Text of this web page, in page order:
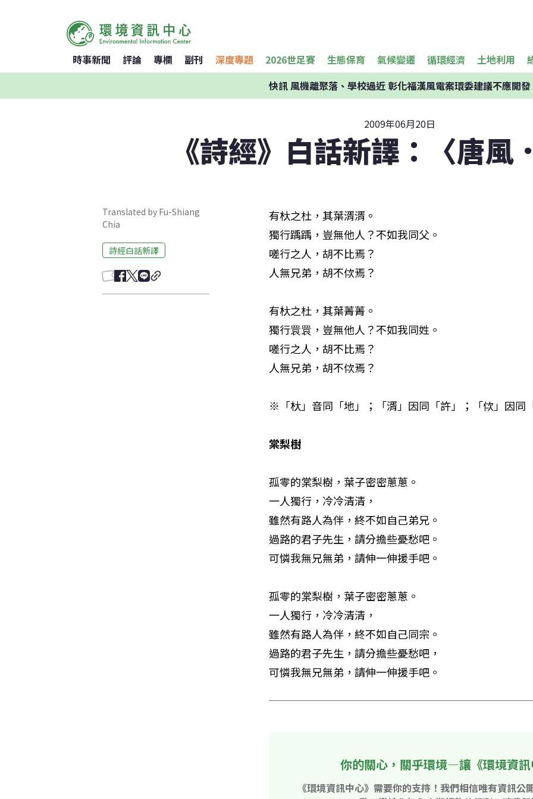
時事新聞 評論 專欄 副刊 深度專題 2026世足賽 生態保育 氣候變遷 循環經濟 土地利用
快訊風機離聚落、學校過近 彰化福漢風電案環委建議不應開發
2009年06月20日
《詩經》白話新譯：〈唐風
Translated by Fu-Shiang
Chia
詩經白話新譯
有杕之杜，其葉湑湑。
獨行踽踽，豈無他人？不如我同父。
嗟行之人，胡不比焉？
人無兄弟，胡不佽焉？
有杕之杜，其葉菁菁。
獨行睘睘，豈無他人？不如我同姓。
嗟行之人，胡不比焉？
人無兄弟，胡不佽焉？
※「杕」音同「地」；「湑」因同「許」；「佽」因同
棠梨樹
孤零的棠梨樹，葉子密密蔥蔥。
一人獨行，冷冷清清，
雖然有路人為伴，終不如自己弟兄。
過路的君子先生，請分擔些憂愁吧。
可憐我無兄無弟，請伸一伸援手吧。
孤零的棠梨樹，葉子密密蔥蔥。
一人獨行，冷冷清清，
雖然有路人為伴，終不如自己同宗。
過路的君子先生，請分擔些憂愁吧，
可憐我無兄無弟，請伸一伸援手吧。
你的關心，關乎環境—讓《環境資
《環境資訊中心》需要你的支持！我們相信唯有資訊